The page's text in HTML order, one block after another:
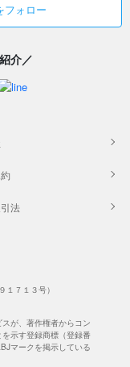
フォロー
介／
法
が、著作権者からコン
示す登録商標（登録番
マークを掲示している